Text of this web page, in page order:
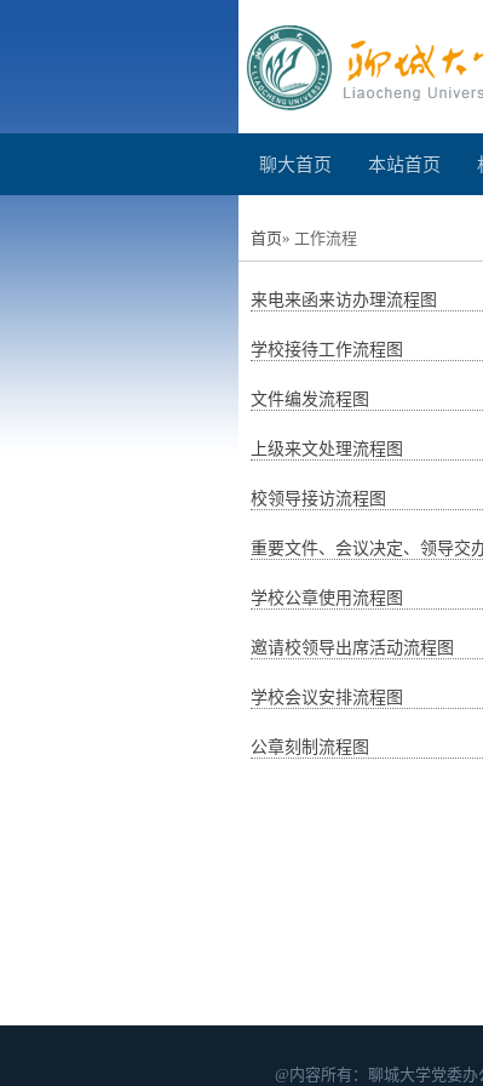
聊大首页 本站首页
首页» 工作流程
来电来函来访办理流程图
学校接待工作流程图
文件编发流程图
上级来文处理流程图
校领导接访流程图
重要文件、会议决定、领导交
学校公章使用流程图
邀请校领导出席活动流程图
学校会议安排流程图
公章刻制流程图
@内容所有：聊城大学党